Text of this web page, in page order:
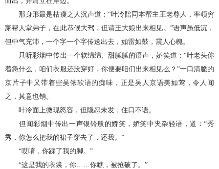
那身形最是枯瘦之人沉声道：“叶冷陪同本帮主王老尊人，率领穷
家帮人堂弟子，在此恭候大驾，但请王大娘出来相见。”语声虽低沉，
但中气充沛，一个字一个字传送出去，如雷如鼓，震人心魄。
只听彩烟中传出一个软绵绵、甜腻腻的语声，娇笑道：“叶老头你
着急什么，咱们衣服还没穿好，你便要咱们出来相见么？”一口清脆的
京片子中又带着些吴侬软语的痴味，正是吴人京语美如莺，令人闻
之，其意也销。
叶冷面上微现怒容，但隐忍未发，住口不语。
但闻彩烟中传出一声银铃般的娇笑，娇笑中夹杂轻语，道：“秀
秀，你怎么把我的裙子穿去了，还我。”
“哎唷，你踩了我的脚。”
“这是我的衣裳，你……你瞧，被抢破了。”